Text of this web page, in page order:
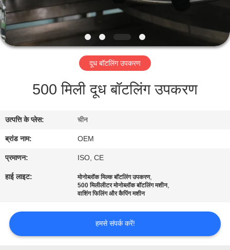
गुणवत्ता
नियंत्रण
उद्धरण
की
विनती
करे
साइटमैप
दूध बॉटलिंग उपकरण
500 मिली दूध बॉटलिंग उपकरण
उत्पत्ति के प्लेस: चीन
ब्रांड नाम: OEM
प्रमाणन: ISO, CE
हाई लाइट: मोनोब्लॉक मिल्क बॉटलिंग उपकरण,
500 मिलीलीटर मोनोब्लॉक बॉटलिंग मशीन,
वाशिंग फिलिंग और कैपिंग मशीन
हमसे संपर्क करें!